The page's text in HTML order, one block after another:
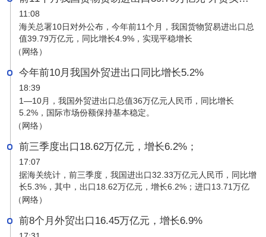
11:08
海关总署10日对外公布，今年前11个月，我国货物贸易进出口总
值39.79万亿元，同比增长4.9%，实现平稳增长
（网络）
今年前10月我国外贸进出口同比增长5.2%
18:39
1—10月，我国外贸进出口总值36万亿元人民币，同比增长
5.2%，国际市场份额保持基本稳定。
（网络）
前三季度出口18.62万亿元，增长6.2%；
17:07
据海关统计，前三季度，我国进出口32.33万亿元人民币，同比增
长5.3%，其中，出口18.62万亿元，增长6.2%；进口13.71万亿
元，增长4.1%。
（网络）
前8个月外贸出口16.45万亿元，增长6.9%